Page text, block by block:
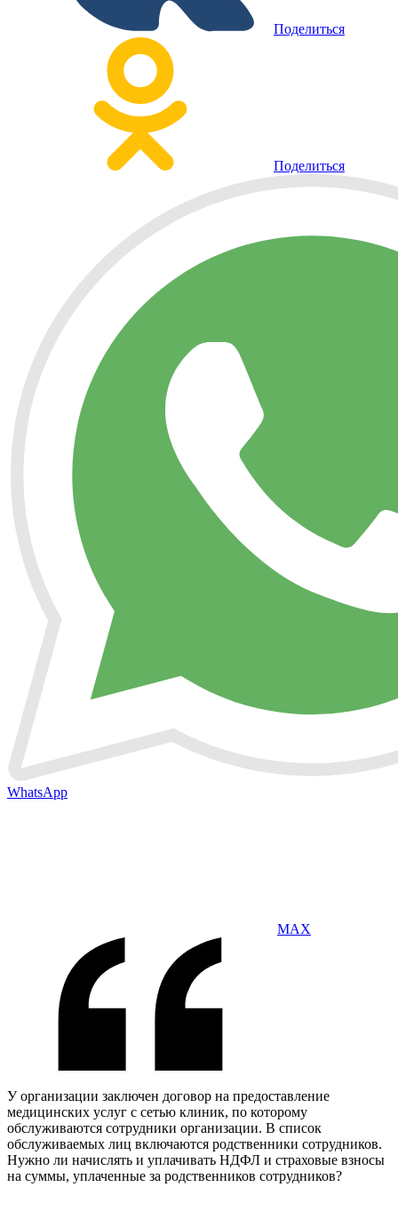
Поделиться
Поделиться
WhatsApp
MAX
У организации заключен договор на предоставление
медицинских услуг с сетью клиник, по которому
обслуживаются сотрудники организации. В список
обслуживаемых лиц включаются родственники сотрудников.
Нужно ли начислять и уплачивать НДФЛ и страховые взносы
на суммы, уплаченные за родственников сотрудников?